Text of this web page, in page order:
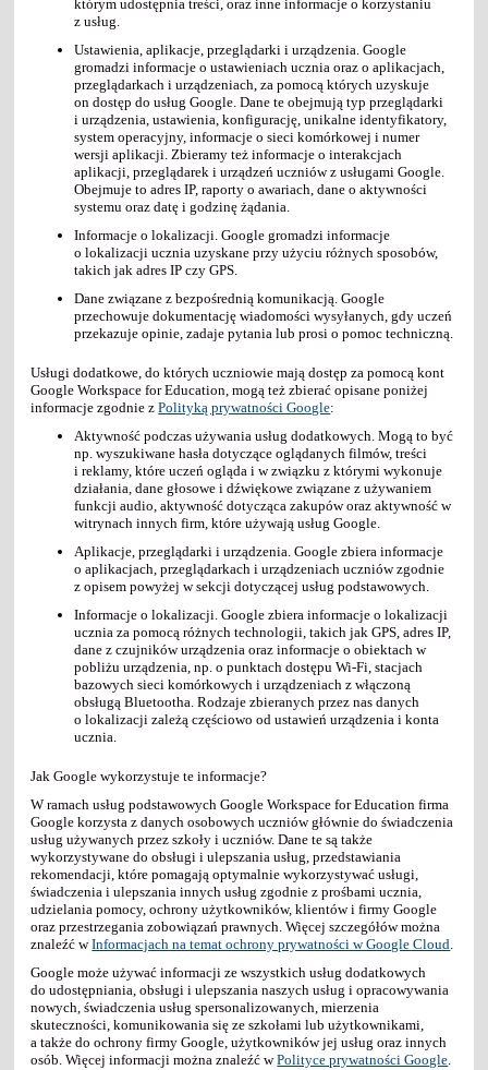
którym udostępnia treści, oraz inne informacje o korzystaniu
z usług.
Ustawienia, aplikacje, przeglądarki i urządzenia. Google
gromadzi informacje o ustawieniach ucznia oraz o aplikacjach,
przeglądarkach i urządzeniach, za pomocą których uzyskuje
on dostęp do usług Google. Dane te obejmują typ przeglądarki
i urządzenia, ustawienia, konfigurację, unikalne identyfikatory,
system operacyjny, informacje o sieci komórkowej i numer
wersji aplikacji. Zbieramy też informacje o interakcjach
aplikacji, przeglądarek i urządzeń uczniów z usługami Google.
Obejmuje to adres IP, raporty o awariach, dane o aktywności
systemu oraz datę i godzinę żądania.
Informacje o lokalizacji. Google gromadzi informacje
o lokalizacji ucznia uzyskane przy użyciu różnych sposobów,
takich jak adres IP czy GPS.
Dane związane z bezpośrednią komunikacją. Google
przechowuje dokumentację wiadomości wysyłanych, gdy uczeń
przekazuje opinie, zadaje pytania lub prosi o pomoc techniczną.
Usługi dodatkowe, do których uczniowie mają dostęp za pomocą kont
Google Workspace for Education, mogą też zbierać opisane poniżej
informacje zgodnie zPolityką prywatności Google:
Aktywność podczas używania usług dodatkowych. Mogą to być
np. wyszukiwane hasła dotyczące oglądanych filmów, treści
i reklamy, które uczeń ogląda i w związku z którymi wykonuje
działania, dane głosowe i dźwiękowe związane z używaniem
funkcji audio, aktywność dotycząca zakupów oraz aktywność w
witrynach innych firm, które używają usług Google.
Aplikacje, przeglądarki i urządzenia. Google zbiera informacje
o aplikacjach, przeglądarkach i urządzeniach uczniów zgodnie
z opisem powyżej w sekcji dotyczącej usług podstawowych.
Informacje o lokalizacji. Google zbiera informacje o lokalizacji
ucznia za pomocą różnych technologii, takich jak GPS, adres IP,
dane z czujników urządzenia oraz informacje o obiektach w
pobliżu urządzenia, np. o punktach dostępu Wi-Fi, stacjach
bazowych sieci komórkowych i urządzeniach z włączoną
obsługą Bluetootha. Rodzaje zbieranych przez nas danych
o lokalizacji zależą częściowo od ustawień urządzenia i konta
ucznia.
Jak Google wykorzystuje te informacje?
W ramach usług podstawowych Google Workspace for Education firma
Google korzysta z danych osobowych uczniów głównie do świadczenia
usług używanych przez szkoły i uczniów. Dane te są także
wykorzystywane do obsługi i ulepszania usług, przedstawiania
rekomendacji, które pomagają optymalnie wykorzystywać usługi,
świadczenia i ulepszania innych usług zgodnie z prośbami ucznia,
udzielania pomocy, ochrony użytkowników, klientów i firmy Google
oraz przestrzegania zobowiązań prawnych. Więcej szczegółów można
znaleźć wInformacjach na temat ochrony prywatności w Google Cloud.
Google może używać informacji ze wszystkich usług dodatkowych
do udostępniania, obsługi i ulepszania naszych usług i opracowywania
nowych, świadczenia usług spersonalizowanych, mierzenia
skuteczności, komunikowania się ze szkołami lub użytkownikami,
a także do ochrony firmy Google, użytkowników jej usług oraz innych
osób. Więcej informacji można znaleźć wPolityce prywatności Google.